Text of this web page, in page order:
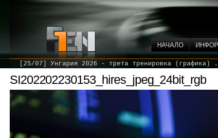
НАЧАЛО
[25/07] Унгария 2026 - трета тренировка
SI202202230153_hires_jpeg_24bit_rgb